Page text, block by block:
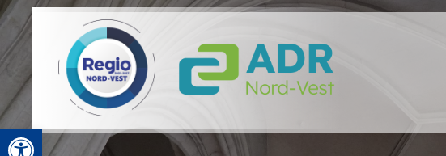
Deschide bara de unelte